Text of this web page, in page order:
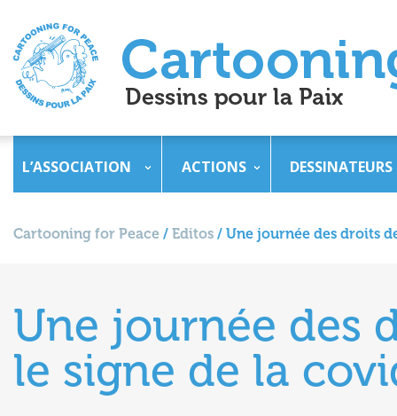
L’ASSOCIATION ACTIONS DESSINATEURS
Cartooning for Peace / Editos / Une journée des droits
Une journée des
le signe de la